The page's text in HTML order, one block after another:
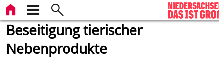
Beseitigung tierischer
Nebenprodukte